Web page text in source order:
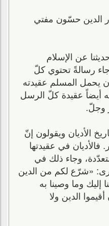
الدين حسّون مفتي
عن الإسلام
جاء رسالةً تحتوي كلّ
يحمل المسلم عقيدته
أيضاً عقيدة كلّ الرسل
وجلّ.
الأديان ويقولون إنّ
فالأديان في عقيدتها
وجاء ذلك في
«شرّع لكم من الدين
إليك وما وصينا به
الدين ولا